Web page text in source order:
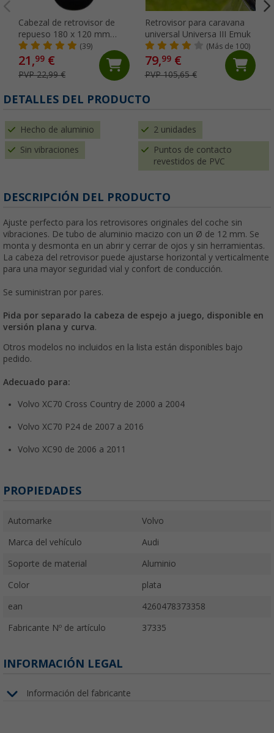
Cabezal de retrovisor de
repueso 180 x 120 mm
Emuk
(39)
21,99 €
PVP 22,99 €
Retrovisor para caravana
universal Universa III Emuk
(Más de 100)
79,99€
PVP 105,65 €
DETALLES DEL PRODUCTO
Hecho de aluminio 2 unidades
Sin vibraciones
Puntos de contacto
revestidos de PVC
DESCRIPCIÓN DEL PRODUCTO
Ajuste perfecto para los retrovisores originales del coche sin
vibraciones. De tubo de aluminio macizo con un Ø de 12 mm. Se
monta y desmonta en un abrir y cerrar de ojos y sin herramientas.
La cabeza del retrovisor puede ajustarse horizontal y verticalmente
para una mayor seguridad vial y confort de conducción.
Se suministran por pares.
Pida por separado la cabeza de espejo a juego, disponible en
versión plana y curva.
Otros modelos no incluidos en la lista están disponibles bajo
pedido.
Adecuado para:
Volvo XC70 Cross Country de 2000 a 2004
Volvo XC70 P24 de 2007 a 2016
Volvo XC90 de 2006 a 2011
PROPIEDADES
Automarke Volvo
Marca del vehículo Audi
Soporte de material Aluminio
Color plata
ean 4260478373358
Fabricante Nº de artículo 37335
INFORMACIÓN LEGAL
Información del fabricante